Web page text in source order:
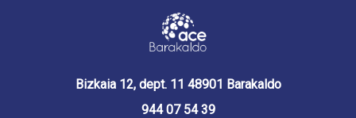
Bizkaia 12, dept. 11 48901 Barakaldo
944 07 54 39